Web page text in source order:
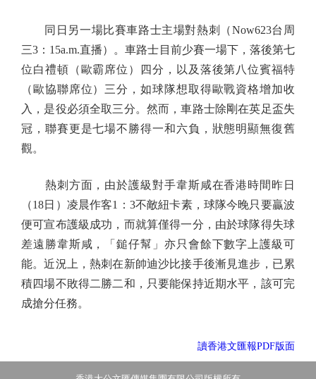
同日另一場比賽車路士主場對熱刺（Now623台周
三3：15a.m.直播）。車路士目前少賽一場下，落後第七
位白禮頓（歐霸席位）四分，以及落後第八位賓福特
（歐協聯席位）三分，如球隊想取得歐戰資格增加收
入，是役必須全取三分。然而，車路士除剛在英足盃失
冠，聯賽更是七場不勝得一和六負，狀態明顯無復舊
觀。
熱刺方面，由於護級對手韋斯咸在香港時間昨日
（18日）凌晨作客1：3不敵紐卡素，球隊今晚只要贏波
便可宣布護級成功，而就算僅得一分，由於球隊得失球
差遠勝韋斯咸，「鎚仔幫」亦只會餘下數字上護級可
能。近況上，熱刺在新帥迪沙比接手後漸見進步，已累
積四場不敗得二勝二和，只要能保持近期水平，該可完
成搶分任務。
讀香港文匯報PDF版面